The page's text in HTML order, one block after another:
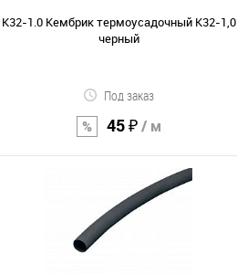
K32-1.0 Кембрик термоусадочный K32-1,0
черный
Под заказ
45 ₽/ м
В корзину